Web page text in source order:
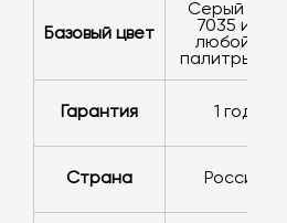
базовый цвет
серый RAL
7035 или
любой из
палитры RAL
Гарантия 1 год
Страна Россия